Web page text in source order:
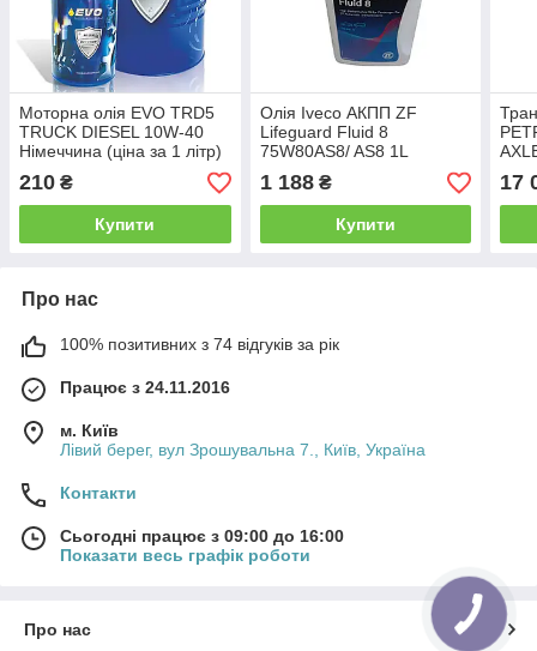
Моторна олія EVO TRD5
TRUCK DIESEL 10W-40
Німеччина (ціна за 1 літр)
210 ₴
Купити
Олія Iveco АКПП ZF
Lifeguard Fluid 8
75W80AS8/ AS8 1L
1 188₴
Купити
17
Про нас
100% позитивних з 74 відгуків за рік
Працює з 24.11.2016
м. Київ
Лівий берег, вул Зрошувальна 7., Київ, Україна
Контакти
Сьогодні працює з 09:00 до 16:00
Показати весь графік роботи
Про нас